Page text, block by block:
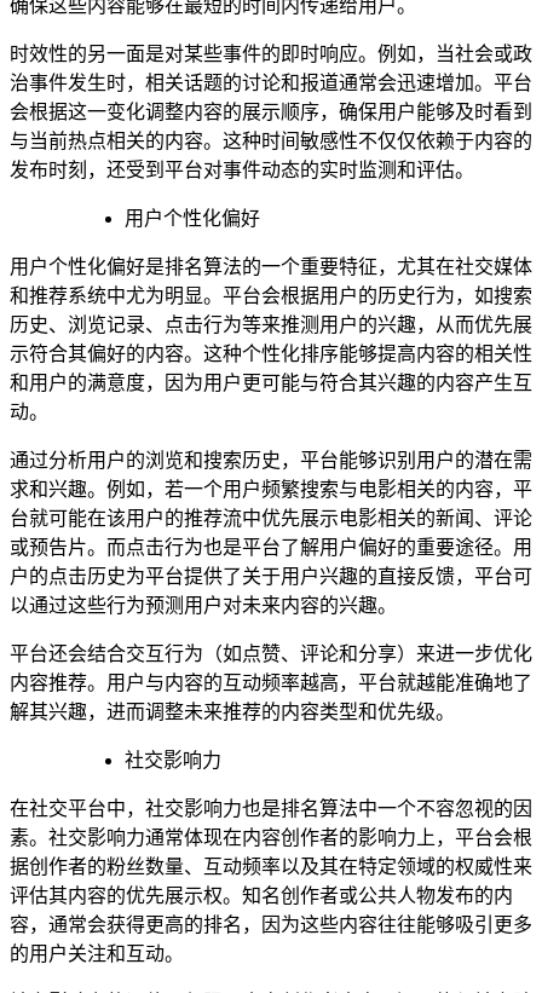
确保这些内容能够在最短的时间内传递给用户。
时效性的另一面是对某些事件的即时响应。例如，当社会或政
治事件发生时，相关话题的讨论和报道通常会迅速增加。平台
会根据这一变化调整内容的展示顺序，确保用户能够及时看到
与当前热点相关的内容。这种时间敏感性不仅仅依赖于内容的
发布时刻，还受到平台对事件动态的实时监测和评估。
用户个性化偏好
用户个性化偏好是排名算法的一个重要特征，尤其在社交媒体
和推荐系统中尤为明显。平台会根据用户的历史行为，如搜索
历史、浏览记录、点击行为等来推测用户的兴趣，从而优先展
示符合其偏好的内容。这种个性化排序能够提高内容的相关性
和用户的满意度，因为用户更可能与符合其兴趣的内容产生互
动。
通过分析用户的浏览和搜索历史，平台能够识别用户的潜在需
求和兴趣。例如，若一个用户频繁搜索与电影相关的内容，平
台就可能在该用户的推荐流中优先展示电影相关的新闻、评论
或预告片。而点击行为也是平台了解用户偏好的重要途径。用
户的点击历史为平台提供了关于用户兴趣的直接反馈，平台可
以通过这些行为预测用户对未来内容的兴趣。
平台还会结合交互行为（如点赞、评论和分享）来进一步优化
内容推荐。用户与内容的互动频率越高，平台就越能准确地了
解其兴趣，进而调整未来推荐的内容类型和优先级。
社交影响力
在社交平台中，社交影响力也是排名算法中一个不容忽视的因
素。社交影响力通常体现在内容创作者的影响力上，平台会根
据创作者的粉丝数量、互动频率以及其在特定领域的权威性来
评估其内容的优先展示权。知名创作者或公共人物发布的内
容，通常会获得更高的排名，因为这些内容往往能够吸引更多
的用户关注和互动。